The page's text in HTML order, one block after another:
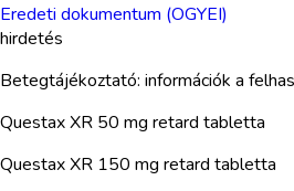
Eredeti dokumentum (OGYEI)
hirdetés
Betegtájékoztató: információk a
Questax XR 50 mg retard tabletta
Questax XR 150 mg retard tabletta